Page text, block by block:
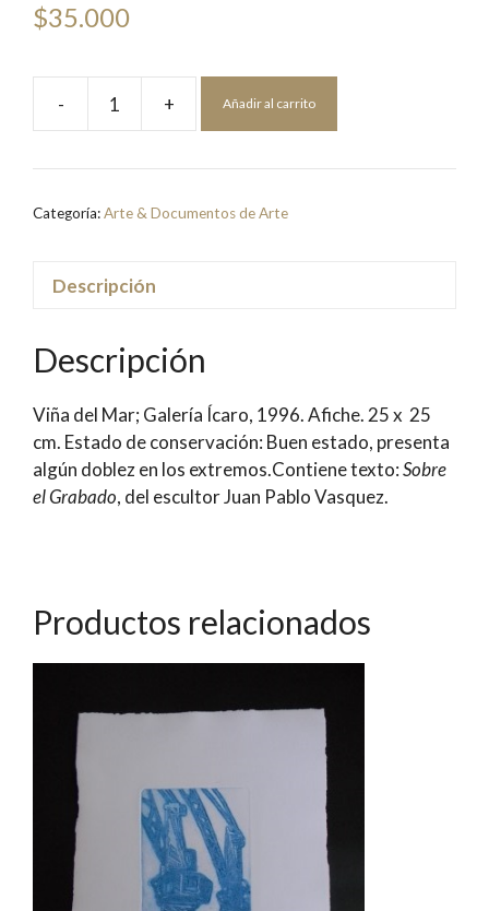
$35.000
-
Galería
presenta
colectiva
|
/
Garreaud
/
Munita
+ Añadir al carrito
Categoría:Arte & Documentos de Arte
Descripción
Descripción
Viña del Mar; Galería Ícaro, 1996. Afiche. 25 x 25
cm. Estado de conservación: Buen estado, presenta
algún doblez en los extremos.Contiene texto:Sobre
el Grabado, del escultor Juan Pablo Vasquez.
Productos relacionados